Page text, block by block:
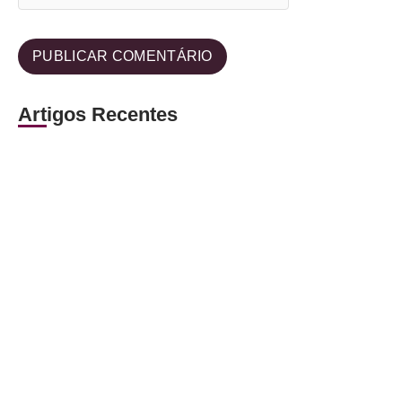
Artigos Recentes